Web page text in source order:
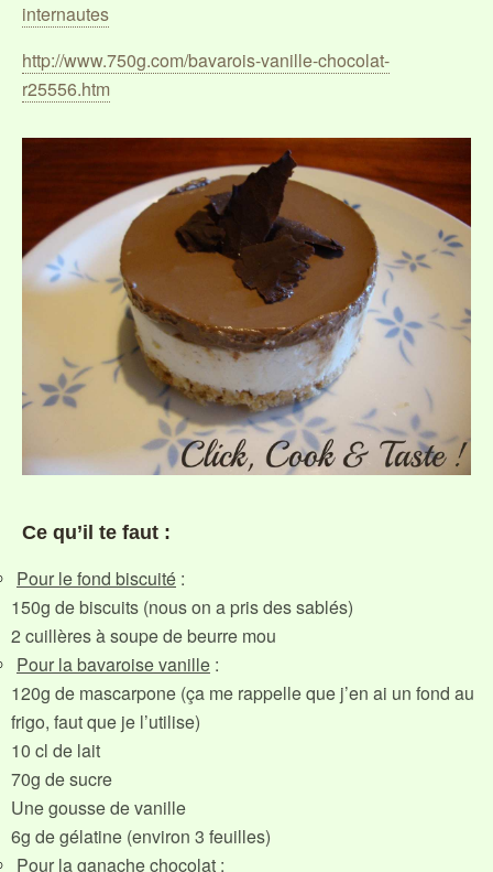
internautes
http://www.750g.com/bavarois-vanille-chocolat-
r25556.htm
Ce qu’il te faut :
Pour le fond biscuité :
150g de biscuits (nous on a pris des sablés)
2 cuillères à soupe de beurre mou
Pour la bavaroise vanille :
120g de mascarpone (ça me rappelle que j’en ai un fond au
frigo, faut que je l’utilise)
10 cl de lait
70g de sucre
Une gousse de vanille
6g de gélatine (environ 3 feuilles)
Pour la ganache chocolat :